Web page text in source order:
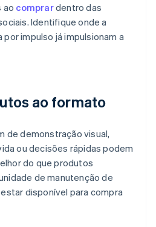
ao comprardentro das
Identifique onde a
impulso já impulsionam a
ao formato
de demonstração visual,
ou decisões rápidas podem
do que produtos
de manutenção de
disponível para compra